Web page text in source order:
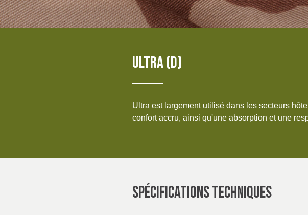
Products
Sustainability
Connexion
IRELAND & REPUBLIC
OF IRELAND
ULTRA (D)
Ultra est largement utilisé dans les secteurs
confort accru, ainsi qu'une absorption et une
SPÉCIFICATIONS TECHNIQUES